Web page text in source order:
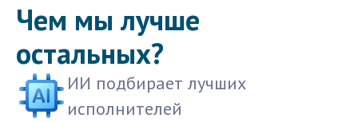
Чем мы лучше
остальных?
ИИ подбирает лучших
исполнителей